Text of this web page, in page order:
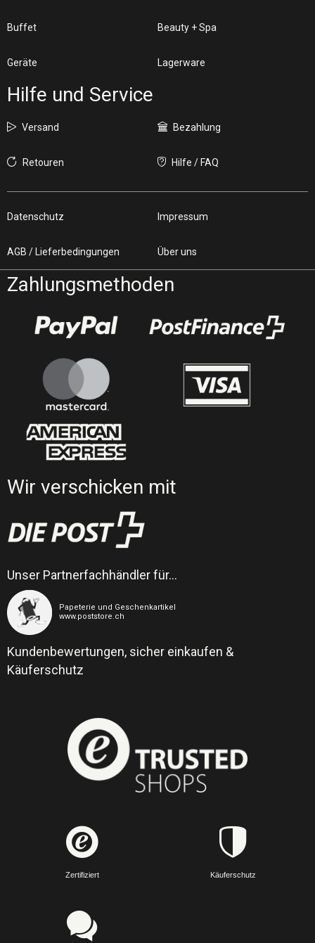
Buffet Beauty + Spa
Geräte Lagerware
Hilfe und Service
Versand Bezahlung
Retouren Hilfe / FAQ
Datenschutz Impressum
AGB / Lieferbedingungen Über uns
Zahlungsmethoden
Wir verschicken mit
Unser Partnerfachhändler für…
Papeterie und Geschenkartikel
www.poststore.ch
Kundenbewertungen, sicher einkaufen &
Käuferschutz
Zertifiziert Käuferschutz